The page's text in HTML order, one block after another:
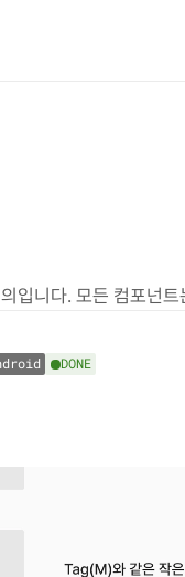
입니다. 모든 컴포넌
DONE